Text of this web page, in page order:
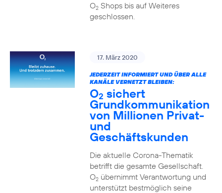
O2Shops bis auf Weiteres
geschlossen.
17. März 2020
JEDERZEIT INFORMIERT UND ÜBER ALLE
KANÄLE VERNETZT BLEIBEN:
O2 sichert
Grundkommunikation
von Millionen Privat-
und
Geschäftskunden
Die aktuelle Corona-Thematik
betrifft die gesamte Gesellschaft.
O2übernimmt Verantwortung und
unterstützt bestmöglich seine